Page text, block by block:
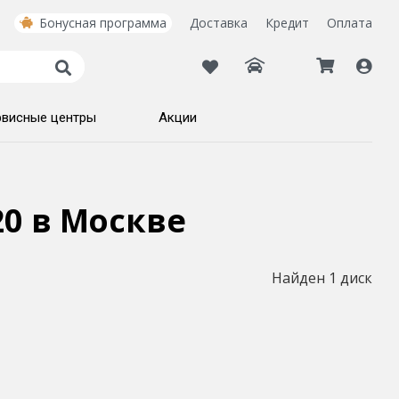
Бонусная программа Доставка Кредит Оплата
центры Акции
в Москве
Найден 1 диск